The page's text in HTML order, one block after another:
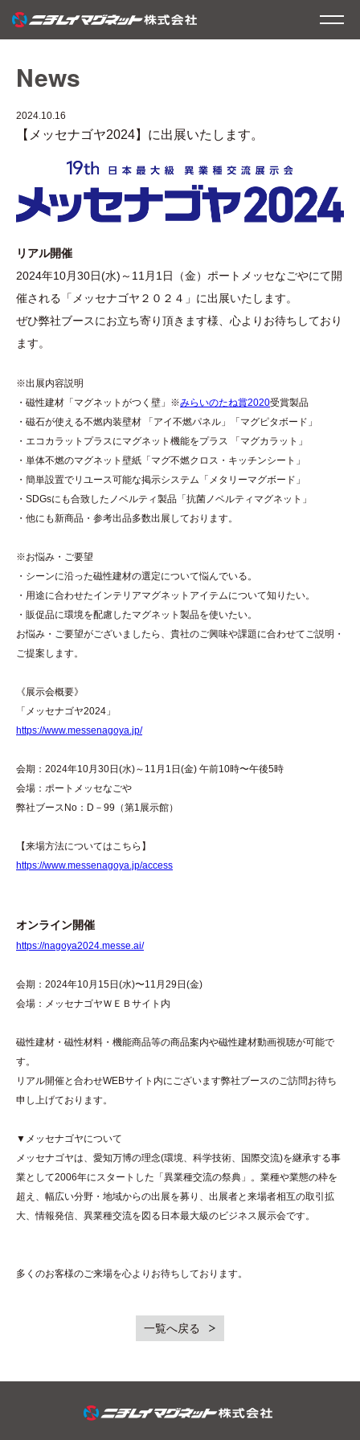
News
2024.10.16
【メッセナゴヤ2024】に出展いたします。
リアル開催
2024年10月30日(水)～11月1日（金）ポートメッセなごやにて開
催される「メッセナゴヤ２０２４」に出展いたします。
ぜひ弊社ブースにお立ち寄り頂きます様、心よりお待ちしており
ます。
※出展内容説明
・磁性建材「マグネットがつく壁」※みらいのたね賞2020受賞製品
・磁石が使える不燃内装壁材 「アイ不燃パネル」「マグピタボード」
・エコカラットプラスにマグネット機能をプラス 「マグカラット」
・単体不燃のマグネット壁紙「マグ不燃クロス・キッチンシート」
・簡単設置でリユース可能な掲示システム「メタリーマグボード」
・SDGsにも合致したノベルティ製品「抗菌ノベルティマグネット」
・他にも新商品・参考出品多数出展しております。
※お悩み・ご要望
・シーンに沿った磁性建材の選定について悩んでいる。
・用途に合わせたインテリアマグネットアイテムについて知りたい。
・販促品に環境を配慮したマグネット製品を使いたい。
お悩み・ご要望がございましたら、貴社のご興味や課題に合わせてご説明・
ご提案します。
《展示会概要》
「メッセナゴヤ2024」
https://www.messenagoya.jp/
会期：2024年10月30日(水)～11月1日(金) 午前10時〜午後5時
会場：ポートメッセなごや
弊社ブースNo：D－99（第1展示館）
【来場方法についてはこちら】
https://www.messenagoya.jp/access
オンライン開催
https://nagoya2024.messe.ai/
会期：2024年10月15日(水)〜11月29日(金)
会場：メッセナゴヤＷＥＢサイト内
磁性建材・磁性材料・機能商品等の商品案内や磁性建材動画視聴が可能で
す。
リアル開催と合わせWEBサイト内にございます弊社ブースのご訪問お待ち
申し上げております。
▼メッセナゴヤについて
メッセナゴヤは、愛知万博の理念(環境、科学技術、国際交流)を継承する事
業として2006年にスタートした「異業種交流の祭典」。業種や業態の枠を
超え、幅広い分野・地域からの出展を募り、出展者と来場者相互の取引拡
大、情報発信、異業種交流を図る日本最大級のビジネス展示会です。
多くのお客様のご来場を心よりお待ちしております。
一覧へ戻る